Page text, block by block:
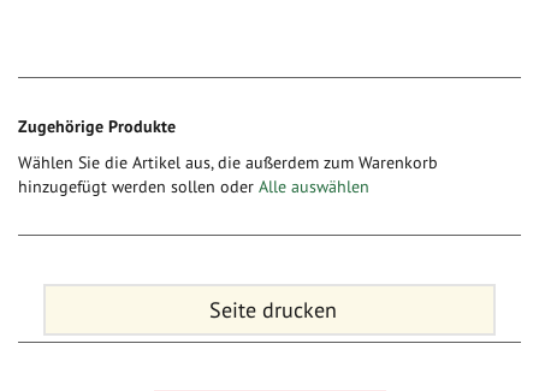
Zugehörige Produkte
Wählen Sie die Artikel aus, die außerdem zum Warenkorb
hinzugefügt werden sollen oder Alle auswählen
Seite drucken